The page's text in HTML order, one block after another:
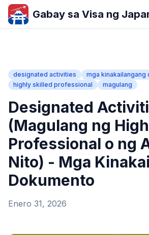
Gabay sa Visa ng
designated activities
mga kinakailangang
highly skilled professional
magulang
Designated
(Magulang ng
Professional o ng
Nito) - Mga
Dokumento
Enero 31, 2026